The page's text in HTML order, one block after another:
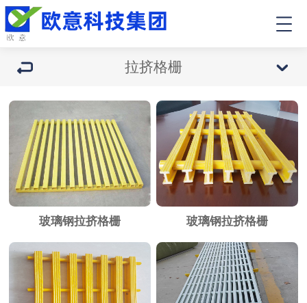
拉挤格栅
玻璃钢拉挤格栅 玻璃钢拉挤格栅